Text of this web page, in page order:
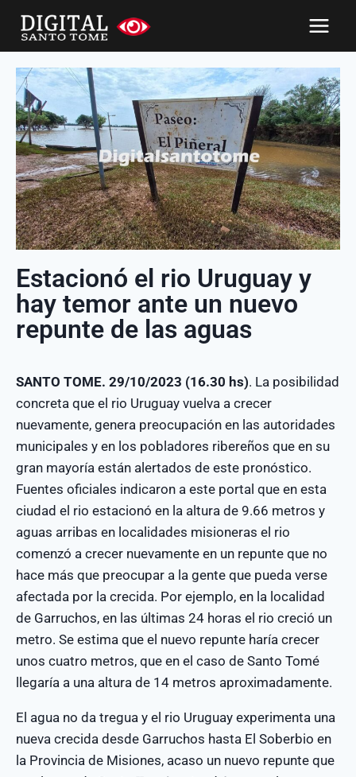
Estacionó el rio Uruguay y
hay temor ante un nuevo
repunte de las aguas
SANTO TOME. 29/10/2023 (16.30 hs). La posibilidad
concreta que el rio Uruguay vuelva a crecer
nuevamente, genera preocupación en las autoridades
municipales y en los pobladores ribereños que en su
gran mayoría están alertados de este pronóstico.
Fuentes oficiales indicaron a este portal que en esta
ciudad el rio estacionó en la altura de 9.66 metros y
aguas arribas en localidades misioneras el rio
comenzó a crecer nuevamente en un repunte que no
hace más que preocupar a la gente que pueda verse
afectada por la crecida. Por ejemplo, en la localidad
de Garruchos, en las últimas 24 horas el rio creció un
metro. Se estima que el nuevo repunte haría crecer
unos cuatro metros, que en el caso de Santo Tomé
llegaría a una altura de 14 metros aproximadamente.
El agua no da tregua y el rio Uruguay experimenta una
nueva crecida desde Garruchos hasta El Soberbio en
la Provincia de Misiones, acaso un nuevo repunte que